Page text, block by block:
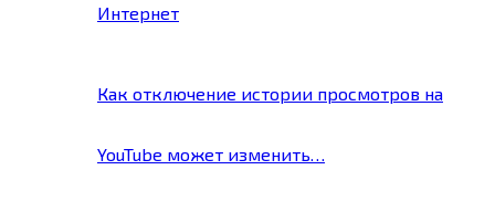
Интернет
Как отключение истории просмотров на
YouTube может изменить…